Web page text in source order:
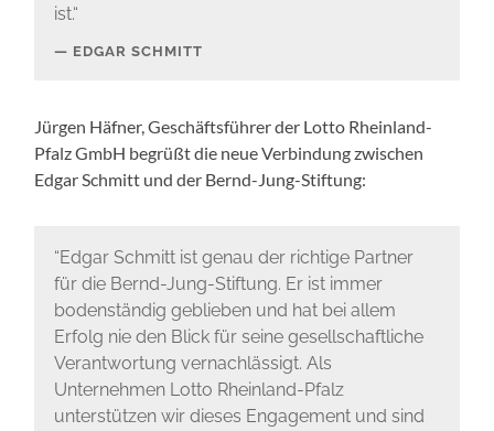
ist.“
EDGAR SCHMITT
Jürgen Häfner, Geschäftsführer der Lotto Rheinland-
Pfalz GmbH begrüßt die neue Verbindung zwischen
Edgar Schmitt und der Bernd-Jung-Stiftung:
“Edgar Schmitt ist genau der richtige Partner
für die Bernd-Jung-Stiftung. Er ist immer
bodenständig geblieben und hat bei allem
Erfolg nie den Blick für seine gesellschaftliche
Verantwortung vernachlässigt. Als
Unternehmen Lotto Rheinland-Pfalz
unterstützen wir dieses Engagement und sind